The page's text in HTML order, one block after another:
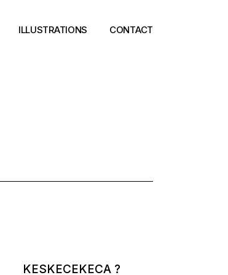
ILLUSTRATIONS CONTACT
KESKECEKECA ?